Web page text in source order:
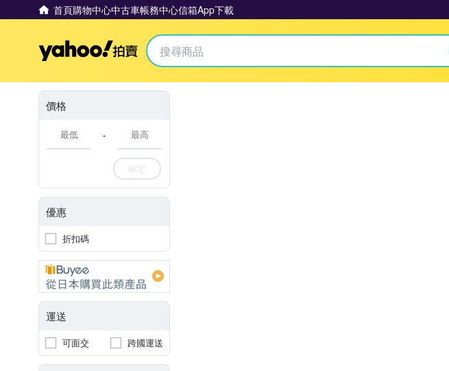
首頁購物中心中古車帳務中心信箱App下載
Yahoo拍賣
價格
-
確定
優惠
折扣碼
運送
可面交 跨國運送